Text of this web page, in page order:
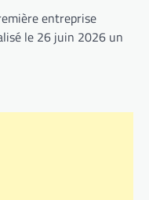
entreprise
le 26 juin 2026 un